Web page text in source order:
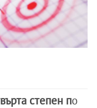
степен по